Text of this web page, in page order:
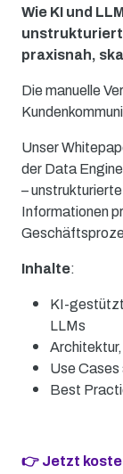
Wie KI und
praxisnah,
Die manuelle
Unser
der Data
–
Informationen
Inhalte:
KI-
LLMs
Use Cases
Best
👉 Jetzt